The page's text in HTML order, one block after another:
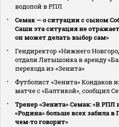
водопой в РПЛ
Семак — о ситуации с сыном
Саши эта ситуация не
он может делать выбор сам»
Гендиректор «Нижнего
отдали Латышонка в аренду
перехода из «Зенита»
Футболист «Зенита» Кондаков
матче с «Балтикой», сообщил
Тренер «Зенита» Семак: «В
«Родина» больше всех забила
чем‑то говорит»